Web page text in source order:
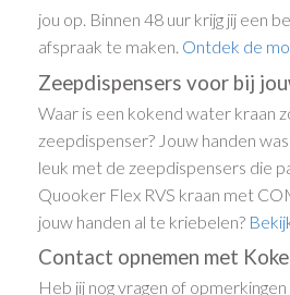
jou op. Binnen 48 uur krijg jij een
afspraak te maken. Ontdek de
Zeepdispensers voor bij
Waar is een kokend water kraan
zeepdispenser? Jouw handen
leuk met de zeepdispensers die
Quooker Flex RVS kraan met
jouw handen al te kriebelen?
Contact opnemen met
Heb jij nog vragen of